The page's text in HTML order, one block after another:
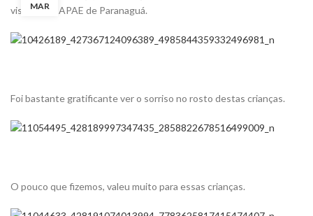
MAR
visitaram a APAE de Paranaguá.
Foi bastante gratificante ver o sorriso no rosto destas crianças.
O pouco que fizemos, valeu muito para essas crianças.